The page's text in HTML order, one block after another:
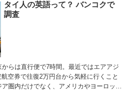
タイ人の英語って？ バンコクで
調査
らは直行便で7時間。最近ではエアアジ
空券で往復2万円台から気軽に行くこと
圏内だけでなく、アメリカやヨーロッパ